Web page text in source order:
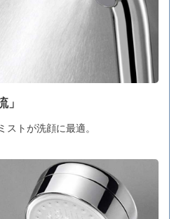
」
ストが洗顔に最適。